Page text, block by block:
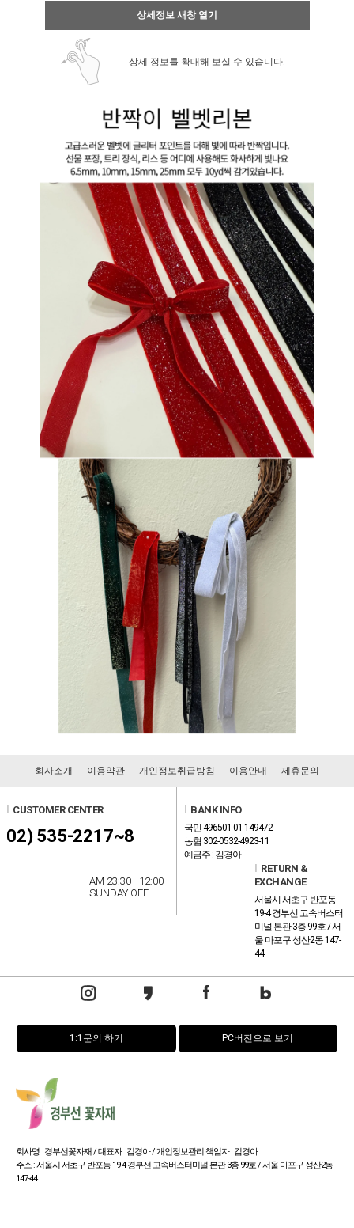
상세정보 새창 열기
상세 정보를 확대해 보실 수 있습니다.
회사소개 이용약관 개인정보취급방침 이용안내 제휴문의
l CUSTOMER CENTER
02) 535-2217~8
AM 23:30 - 12:00
SUNDAY OFF
l BANK INFO
국민 496501-01-149472
농협 302-0532-4923-11
예금주 : 김경아
l RETURN &
EXCHANGE
서울시 서초구 반포동
19-4 경부선 고속버스터
미널 본관 3층 99호 / 서
울 마포구 성산2동 147-
44
1:1문의 하기 PC버전으로 보기
회사명 : 경부선꽃자재 / 대표자 : 김경아 / 개인정보관리 책임자 : 김경아
주소 : 서울시 서초구 반포동 19-4 경부선 고속버스터미널 본관 3층 99호 / 서울 마포구 성산2동
147-44